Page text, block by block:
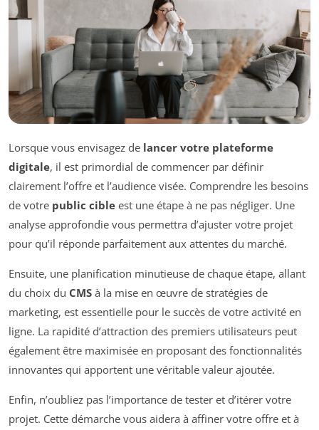
Lorsque vous envisagez de lancer votre plateforme
digitale, il est primordial de commencer par définir
clairement l’offre et l’audience visée. Comprendre les besoins
de votre public cible est une étape à ne pas négliger. Une
analyse approfondie vous permettra d’ajuster votre projet
pour qu’il réponde parfaitement aux attentes du marché.
Ensuite, une planification minutieuse de chaque étape, allant
du choix du CMS à la mise en œuvre de stratégies de
marketing, est essentielle pour le succès de votre activité en
ligne. La rapidité d’attraction des premiers utilisateurs peut
également être maximisée en proposant des fonctionnalités
innovantes qui apportent une véritable valeur ajoutée.
Enfin, n’oubliez pas l’importance de tester et d’itérer votre
projet. Cette démarche vous aidera à affiner votre offre et à